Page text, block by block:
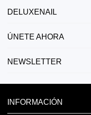
DELUXENAIL
ÚNETE AHORA
NEWSLETTER
INFORMACIÓN